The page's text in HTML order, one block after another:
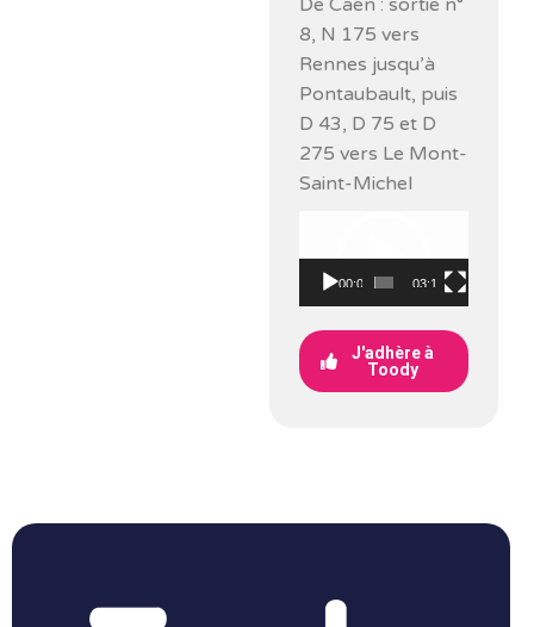
De Caen : sortie n°
8, N 175 vers
Rennes jusqu’à
Pontaubault, puis
D 43, D 75 et D
275 vers Le Mont-
Saint-Michel
vidéo
00:00 03:10
J'adhère à
Toody